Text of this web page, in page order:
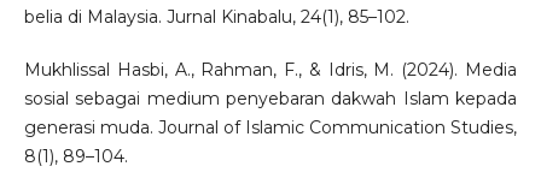
belia di Malaysia. Jurnal Kinabalu, 24(1), 85–102.
Mukhlissal Hasbi, A., Rahman, F., & Idris, M. (2024). Media
sosial sebagai medium penyebaran dakwah Islam kepada
generasi muda. Journal of Islamic Communication Studies,
8(1), 89–104.